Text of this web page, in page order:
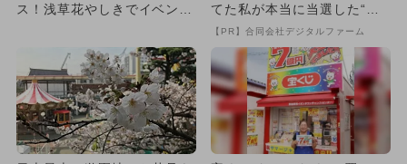
ス！浅草花やしきでイベント
てた私が本当に当選した“買
い方”がこれ
【PR】合同会社デジタルファーム